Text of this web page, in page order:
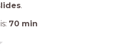
.
70 min